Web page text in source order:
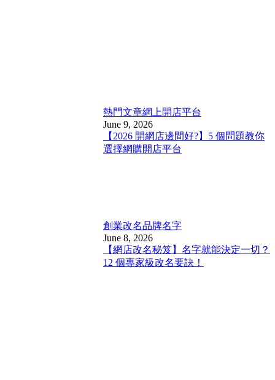
熱門文章網上開店平台
June 9, 2026
【2026 開網店邊間好?】5 個問題教你
選擇網購開店平台
創業改名品牌名字
June 8, 2026
【網店改名秘笈】名字就能決定一切？
12 個專家級改名要訣！